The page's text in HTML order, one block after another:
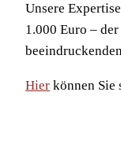
Unsere
1.000 Euro –
Hier können Sie